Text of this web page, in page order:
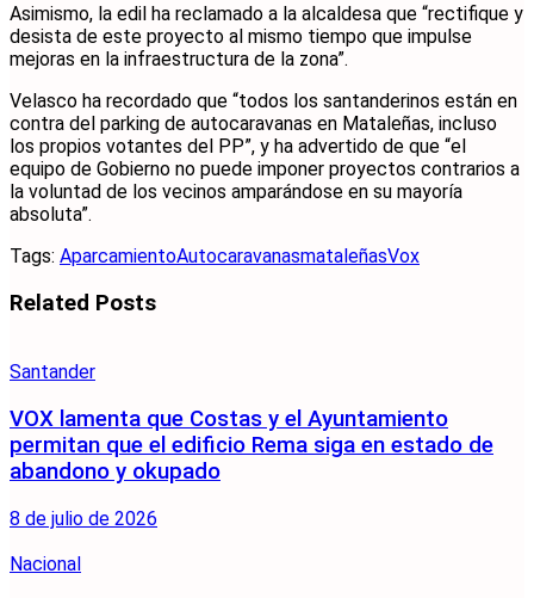
Asimismo, la edil ha reclamado a la alcaldesa que “rectifique y
desista de este proyecto al mismo tiempo que impulse
mejoras en la infraestructura de la zona”.
Velasco ha recordado que “todos los santanderinos están en
contra del parking de autocaravanas en Mataleñas, incluso
los propios votantes del PP”, y ha advertido de que “el
equipo de Gobierno no puede imponer proyectos contrarios a
la voluntad de los vecinos amparándose en su mayoría
absoluta”.
Tags: AparcamientoAutocaravanasmataleñasVox
Related Posts
Santander
VOX lamenta que Costas y el Ayuntamiento
permitan que el edificio Rema siga en estado de
abandono y okupado
8 de julio de 2026
Nacional